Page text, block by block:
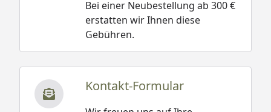
Bei einer Neubestellung ab 300 €
erstatten wir Ihnen diese
Gebühren.
Kontakt-Formular